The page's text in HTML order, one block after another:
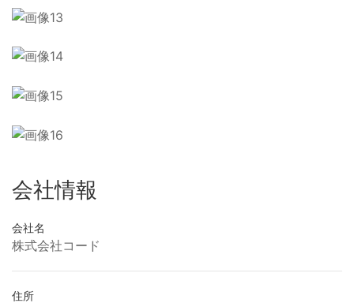
会社情報
会社名
株式会社コード
住所